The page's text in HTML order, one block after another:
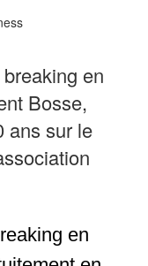
en
Bosse,
ans sur le
en